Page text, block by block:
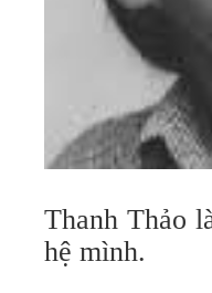
Thanh Thảo
hệ mình.